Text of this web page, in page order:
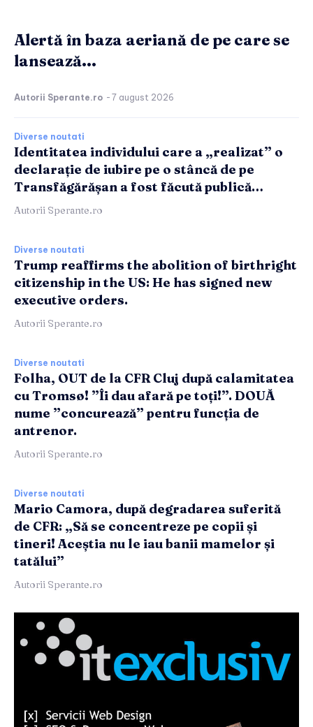
Alertă în baza aeriană de pe care se
lansează...
Autorii Sperante.ro - 7 august 2026
Diverse noutati
Identitatea individului care a „realizat” o
declarație de iubire pe o stâncă de pe
Transfăgărășan a fost făcută publică…
Autorii Sperante.ro
Diverse noutati
Trump reaffirms the abolition of birthright
citizenship in the US: He has signed new
executive orders.
Autorii Sperante.ro
Diverse noutati
Folha, OUT de la CFR Cluj după calamitatea
cu Tromsø! ”Îi dau afară pe toți!”. DOUĂ
nume ”concurează” pentru funcția de
antrenor.
Autorii Sperante.ro
Diverse noutati
Mario Camora, după degradarea suferită
de CFR: „Să se concentreze pe copii și
tineri! Aceștia nu le iau banii mamelor și
tatălui”
Autorii Sperante.ro